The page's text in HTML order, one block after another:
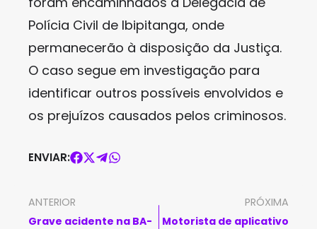
Polícia Civil de Ibipitanga, onde
permanecerão à disposição da Justiça.
O caso segue em investigação para
identificar outros possíveis envolvidos e
os prejuízos causados pelos criminosos.
ENVIAR:
ANTERIOR
Grave acidente na BA-
PRÓXIMA
Motorista de aplicativo